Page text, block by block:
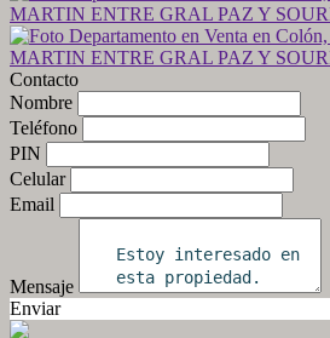
Contacto
Nombre
Teléfono
PIN
Celular
Email
Mensaje
Enviar